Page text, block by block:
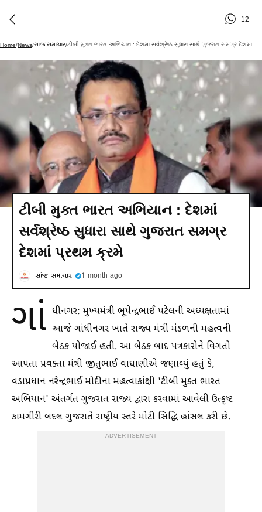
12
Home/News/સાંજ સમાચાર/
ટીબી મુક્ત ભારત અભિયાન : દેશમાં
સર્વશ્રેષ્ઠ સુધારા સાથે ગુજરાત સમગ્ર
દેશમાં પ્રથમ ક્રમે
સાંજ સમાચાર 1 month ago
ગાં ધીનગર: મુખ્યમંત્રી ભૂપેન્દ્રભાઈ પટેલની અધ્યક્ષતામાં
આજે ગાંધીનગર ખાતે રાજ્ય મંત્રી મંડળની મહત્વની
બેઠક યોજાઈ હતી. આ બેઠક બાદ પત્રકારોને વિગતો
આપતા પ્રવક્તા મંત્રી જીતુભાઈ વાઘાણીએ જણાવ્યું હતું કે,
વડાપ્રધાન નરેન્દ્રભાઈ મોદીના મહત્વાકાંક્ષી 'ટીબી મુક્ત ભારત
અભિયાન' અંતર્ગત ગુજરાત રાજ્ય દ્વારા કરવામાં આવેલી ઉત્કૃષ્ટ
કામગીરી બદલ ગુજરાતે રાષ્ટ્રીય સ્તરે મોટી સિદ્ધિ હાંસલ કરી છે.
ADVERTISEMENT